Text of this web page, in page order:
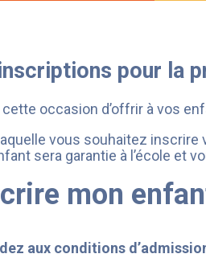
pour la
occasion d’offrir à vos
laquelle vous souhaitez
sera garantie à l’école et
mon
aux conditions